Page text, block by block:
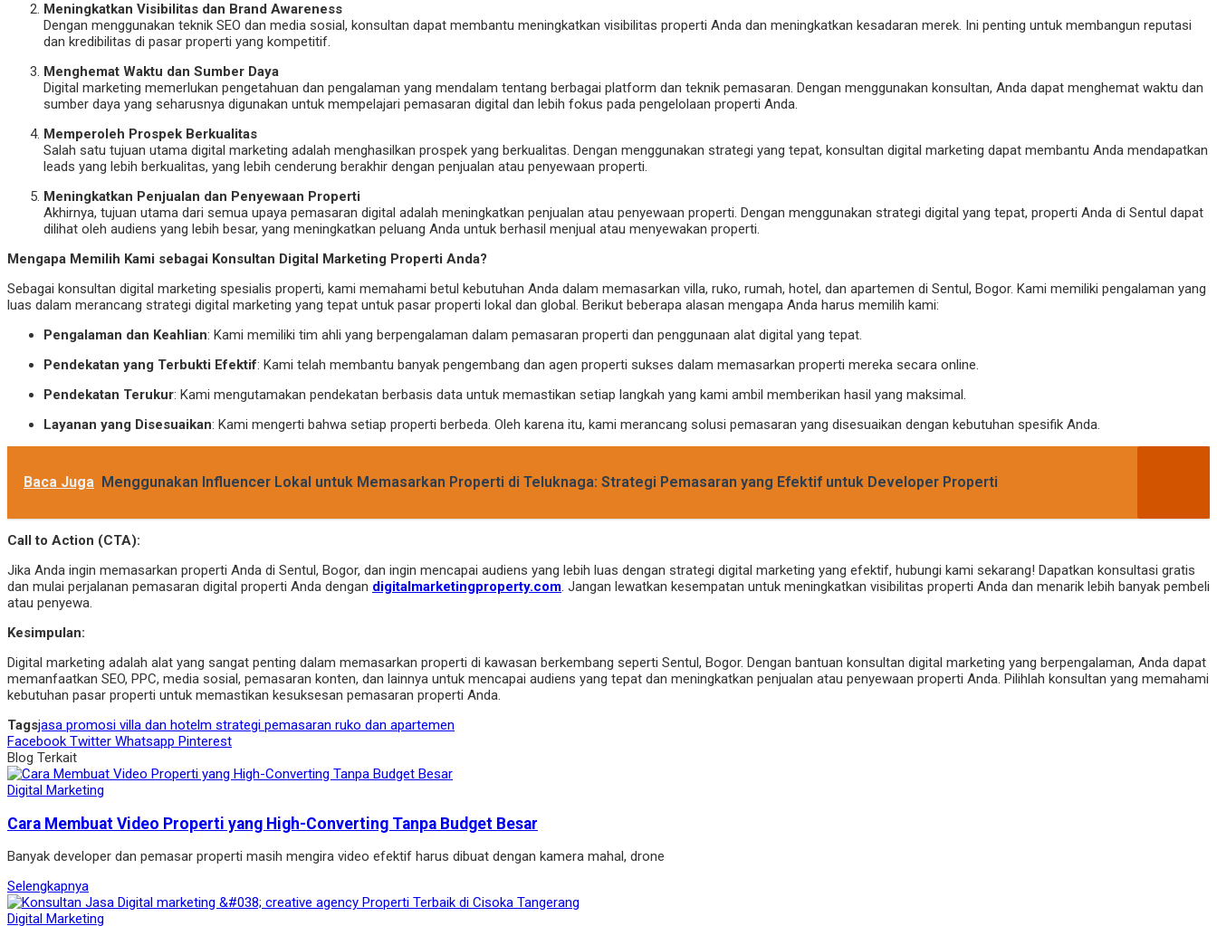
Meningkatkan Visibilitas dan Brand Awareness
Dengan menggunakan teknik SEO dan media sosial, konsultan dapat membantu meningkatkan visibilitas properti Anda dan meningkatkan kesadaran merek. Ini penting untuk membangun reputasi
dan kredibilitas di pasar properti yang kompetitif.
Menghemat Waktu dan Sumber Daya
Digital marketing memerlukan pengetahuan dan pengalaman yang mendalam tentang berbagai platform dan teknik pemasaran. Dengan menggunakan konsultan, Anda dapat menghemat waktu dan
sumber daya yang seharusnya digunakan untuk mempelajari pemasaran digital dan lebih fokus pada pengelolaan properti Anda.
Memperoleh Prospek Berkualitas
Salah satu tujuan utama digital marketing adalah menghasilkan prospek yang berkualitas. Dengan menggunakan strategi yang tepat, konsultan digital marketing dapat membantu Anda mendapatkan
leads yang lebih berkualitas, yang lebih cenderung berakhir dengan penjualan atau penyewaan properti.
Meningkatkan Penjualan dan Penyewaan Properti
Akhirnya, tujuan utama dari semua upaya pemasaran digital adalah meningkatkan penjualan atau penyewaan properti. Dengan menggunakan strategi digital yang tepat, properti Anda di Sentul dapat
dilihat oleh audiens yang lebih besar, yang meningkatkan peluang Anda untuk berhasil menjual atau menyewakan properti.
Mengapa Memilih Kami sebagai Konsultan Digital Marketing Properti Anda?
Sebagai konsultan digital marketing spesialis properti, kami memahami betul kebutuhan Anda dalam memasarkan villa, ruko, rumah, hotel, dan apartemen di Sentul, Bogor. Kami memiliki pengalaman yang
luas dalam merancang strategi digital marketing yang tepat untuk pasar properti lokal dan global. Berikut beberapa alasan mengapa Anda harus memilih kami:
Pengalaman dan Keahlian: Kami memiliki tim ahli yang berpengalaman dalam pemasaran properti dan penggunaan alat digital yang tepat.
Pendekatan yang Terbukti Efektif: Kami telah membantu banyak pengembang dan agen properti sukses dalam memasarkan properti mereka secara online.
Pendekatan Terukur: Kami mengutamakan pendekatan berbasis data untuk memastikan setiap langkah yang kami ambil memberikan hasil yang maksimal.
Layanan yang Disesuaikan: Kami mengerti bahwa setiap properti berbeda. Oleh karena itu, kami merancang solusi pemasaran yang disesuaikan dengan kebutuhan spesifik Anda.
Baca Juga Menggunakan Influencer Lokal untuk Memasarkan Properti di Teluknaga: Strategi Pemasaran yang Efektif untuk Developer Properti
Call to Action (CTA):
Jika Anda ingin memasarkan properti Anda di Sentul, Bogor, dan ingin mencapai audiens yang lebih luas dengan strategi digital marketing yang efektif, hubungi kami sekarang! Dapatkan konsultasi gratis
dan mulai perjalanan pemasaran digital properti Anda dengan digitalmarketingproperty.com. Jangan lewatkan kesempatan untuk meningkatkan visibilitas properti Anda dan menarik lebih banyak pembeli
atau penyewa.
Kesimpulan:
Digital marketing adalah alat yang sangat penting dalam memasarkan properti di kawasan berkembang seperti Sentul, Bogor. Dengan bantuan konsultan digital marketing yang berpengalaman, Anda dapat
memanfaatkan SEO, PPC, media sosial, pemasaran konten, dan lainnya untuk mencapai audiens yang tepat dan meningkatkan penjualan atau penyewaan properti Anda. Pilihlah konsultan yang memahami
kebutuhan pasar properti untuk memastikan kesuksesan pemasaran properti Anda.
Tagsjasa promosi villa dan hotelm strategi pemasaran ruko dan apartemen
Facebook Twitter Whatsapp Pinterest
Blog Terkait
Digital Marketing
Cara Membuat Video Properti yang High-Converting Tanpa Budget Besar
Banyak developer dan pemasar properti masih mengira video efektif harus dibuat dengan kamera mahal, drone
Selengkapnya
Digital Marketing